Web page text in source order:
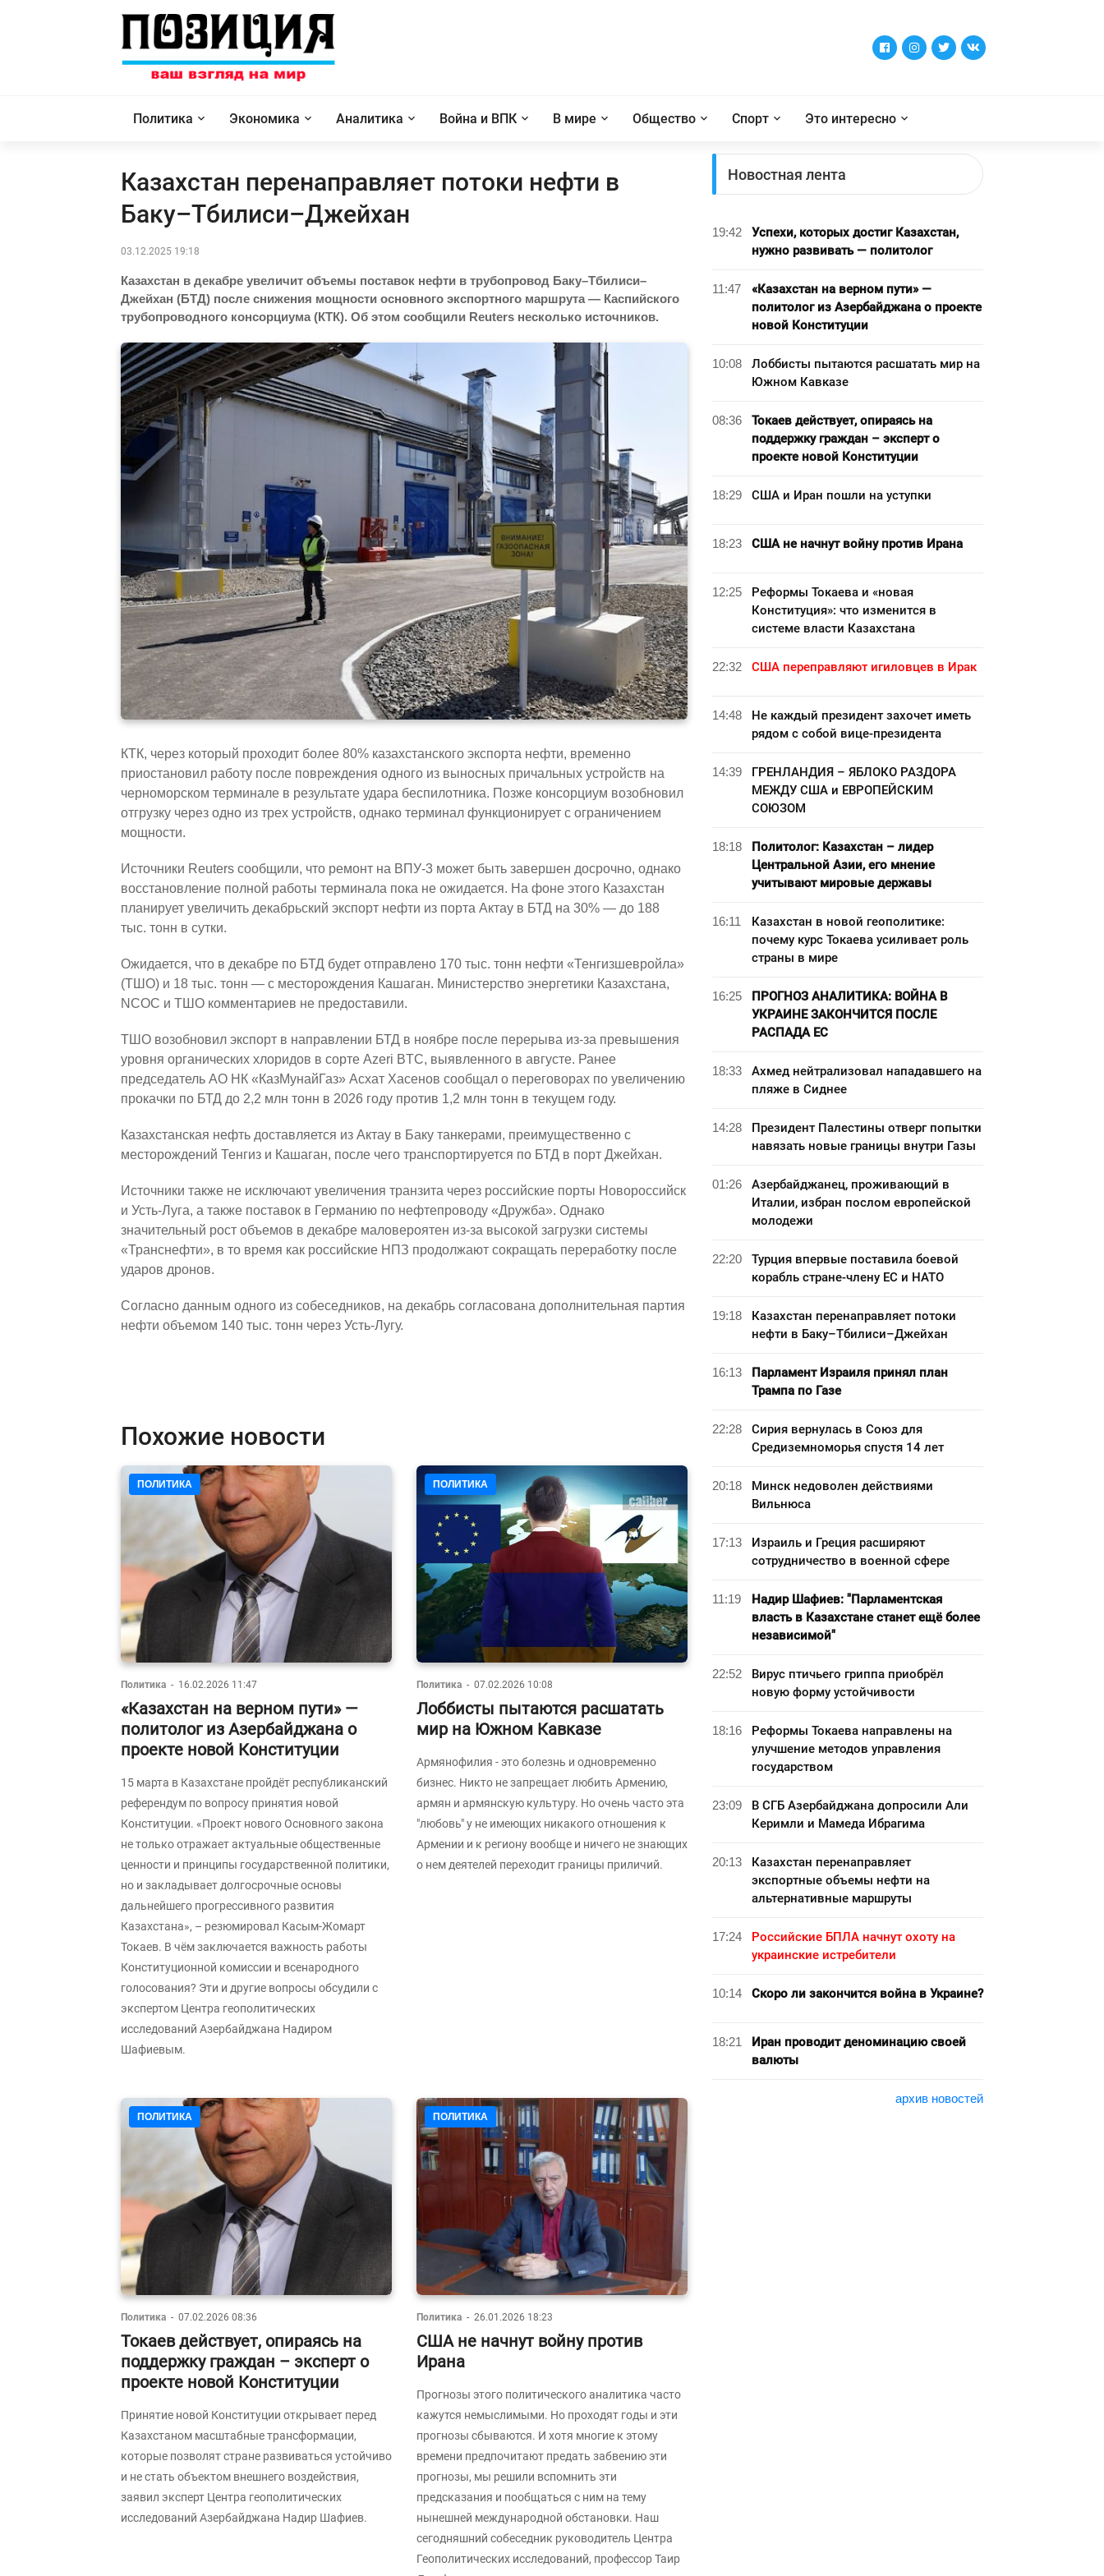
Политика Экономика Аналитика Война и ВПК В мире Общество Спорт Это интересно
Казахстан перенаправляет потоки нефти в
Баку–Тбилиси–Джейхан
03.12.2025 19:18
Казахстан в декабре увеличит объемы поставок нефти в трубопровод Баку–Тбилиси–
Джейхан (БТД) после снижения мощности основного экспортного маршрута — Каспийского
трубопроводного консорциума (КТК). Об этом сообщили Reuters несколько источников.
КТК, через который проходит более 80% казахстанского экспорта нефти, временно
приостановил работу после повреждения одного из выносных причальных устройств на
черноморском терминале в результате удара беспилотника. Позже консорциум возобновил
отгрузку через одно из трех устройств, однако терминал функционирует с ограничением
мощности.
Источники Reuters сообщили, что ремонт на ВПУ-3 может быть завершен досрочно, однако
восстановление полной работы терминала пока не ожидается. На фоне этого Казахстан
планирует увеличить декабрьский экспорт нефти из порта Актау в БТД на 30% — до 188
тыс. тонн в сутки.
Ожидается, что в декабре по БТД будет отправлено 170 тыс. тонн нефти «Тенгизшевройла»
(ТШО) и 18 тыс. тонн — с месторождения Кашаган. Министерство энергетики Казахстана,
NCOC и ТШО комментариев не предоставили.
ТШО возобновил экспорт в направлении БТД в ноябре после перерыва из-за превышения
уровня органических хлоридов в сорте Azeri BTC, выявленного в августе. Ранее
председатель АО НК «КазМунайГаз» Асхат Хасенов сообщал о переговорах по увеличению
прокачки по БТД до 2,2 млн тонн в 2026 году против 1,2 млн тонн в текущем году.
Казахстанская нефть доставляется из Актау в Баку танкерами, преимущественно с
месторождений Тенгиз и Кашаган, после чего транспортируется по БТД в порт Джейхан.
Источники также не исключают увеличения транзита через российские порты Новороссийск
и Усть-Луга, а также поставок в Германию по нефтепроводу «Дружба». Однако
значительный рост объемов в декабре маловероятен из-за высокой загрузки системы
«Транснефти», в то время как российские НПЗ продолжают сокращать переработку после
ударов дронов.
Согласно данным одного из собеседников, на декабрь согласована дополнительная партия
нефти объемом 140 тыс. тонн через Усть-Лугу.
Похожие новости
ПОЛИТИКА
Политика - 16.02.2026 11:47
«Казахстан на верном пути» —
политолог из Азербайджана о
проекте новой Конституции
15 марта в Казахстане пройдёт республиканский
референдум по вопросу принятия новой
Конституции. «Проект нового Основного закона
не только отражает актуальные общественные
ценности и принципы государственной политики,
но и закладывает долгосрочные основы
дальнейшего прогрессивного развития
Казахстана», – резюмировал Касым-Жомарт
Токаев. В чём заключается важность работы
Конституционной комиссии и всенародного
голосования? Эти и другие вопросы обсудили с
экспертом Центра геополитических
исследований Азербайджана Надиром
Шафиевым.
ПОЛИТИКА
Политика - 07.02.2026 10:08
Лоббисты пытаются расшатать
мир на Южном Кавказе
Армянофилия - это болезнь и одновременно
бизнес. Никто не запрещает любить Армению,
армян и армянскую культуру. Но очень часто эта
"любовь" у не имеющих никакого отношения к
Армении и к региону вообще и ничего не знающих
о нем деятелей переходит границы приличий.
ПОЛИТИКА
Политика - 07.02.2026 08:36
Токаев действует, опираясь на
поддержку граждан – эксперт о
проекте новой Конституции
Принятие новой Конституции открывает перед
Казахстаном масштабные трансформации,
которые позволят стране развиваться устойчиво
и не стать объектом внешнего воздействия,
заявил эксперт Центра геополитических
исследований Азербайджана Надир Шафиев.
ПОЛИТИКА
Политика - 26.01.2026 18:23
США не начнут войну против
Ирана
Прогнозы этого политического аналитика часто
кажутся немыслимыми. Но проходят годы и эти
прогнозы сбываются. И хотя многие к этому
времени предпочитают предать забвению эти
прогнозы, мы решили вспомнить эти
предсказания и пообщаться с ним на тему
нынешней международной обстановки. Наш
сегодняшний собеседник руководитель Центра
Геополитических исследований, профессор Таир
Новостная лента
19:42
Успехи, которых достиг Казахстан,
нужно развивать — политолог
11:47
«Казахстан на верном пути» —
политолог из Азербайджана о проекте
новой Конституции
10:08
Лоббисты пытаются расшатать мир на
Южном Кавказе
08:36
Токаев действует, опираясь на
поддержку граждан – эксперт о
проекте новой Конституции
18:29 США и Иран пошли на уступки
18:23 США не начнут войну против Ирана
12:25
Реформы Токаева и «новая
Конституция»: что изменится в
системе власти Казахстана
22:32 США переправляют игиловцев в Ирак
14:48
Не каждый президент захочет иметь
рядом с собой вице-президента
14:39
ГРЕНЛАНДИЯ – ЯБЛОКО РАЗДОРА
МЕЖДУ США и ЕВРОПЕЙСКИМ
СОЮЗОМ
18:18
Политолог: Казахстан – лидер
Центральной Азии, его мнение
учитывают мировые державы
16:11
Казахстан в новой геополитике:
почему курс Токаева усиливает роль
страны в мире
16:25
ПРОГНОЗ АНАЛИТИКА: ВОЙНА В
УКРАИНЕ ЗАКОНЧИТСЯ ПОСЛЕ
РАСПАДА ЕС
18:33
Ахмед нейтрализовал нападавшего на
пляже в Сиднее
14:28
Президент Палестины отверг попытки
навязать новые границы внутри Газы
01:26
Азербайджанец, проживающий в
Италии, избран послом европейской
молодежи
22:20
Турция впервые поставила боевой
корабль стране-члену ЕС и НАТО
19:18
Казахстан перенаправляет потоки
нефти в Баку–Тбилиси–Джейхан
16:13
Парламент Израиля принял план
Трампа по Газе
22:28
Сирия вернулась в Союз для
Средиземноморья спустя 14 лет
20:18
Минск недоволен действиями
Вильнюса
17:13
Израиль и Греция расширяют
сотрудничество в военной сфере
11:19
Надир Шафиев: "Парламентская
власть в Казахстане станет ещё более
независимой"
22:52
Вирус птичьего гриппа приобрёл
новую форму устойчивости
18:16
Реформы Токаева направлены на
улучшение методов управления
государством
23:09
В СГБ Азербайджана допросили Али
Керимли и Мамеда Ибрагима
20:13
Казахстан перенаправляет
экспортные объемы нефти на
альтернативные маршруты
17:24
Российские БПЛА начнут охоту на
украинские истребители
10:14 Скоро ли закончится война в Украине?
18:21
Иран проводит деноминацию своей
валюты
архив новостей